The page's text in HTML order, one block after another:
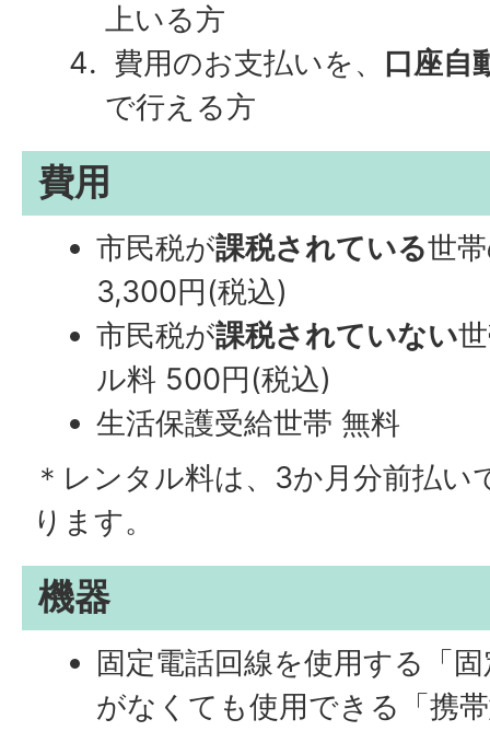
上いる方
費用のお支払いを、 口座自
で行える方
費用
市民税が課税されている世
3,300円(税込)
市民税が課税されていない
ル料 500円(税込)
生活保護受給世帯 無料
＊レンタル料は、3か月分前払い
ります。
機器
固定電話回線を使用する「
がなくても使用できる「携